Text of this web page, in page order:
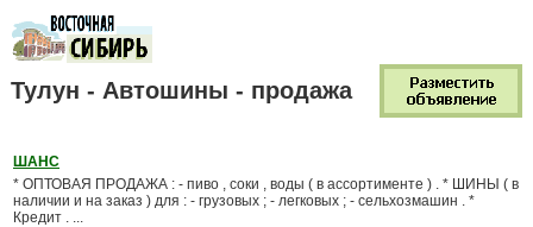
Тулун - Автошины - продажа
ШАНС
* ОПТОВАЯ ПРОДАЖА : - пиво , соки , воды ( в ассортименте ) . * ШИНЫ ( в
наличии и на заказ ) для : - грузовых ; - легковых ; - сельхозмашин . *
Кредит . ...